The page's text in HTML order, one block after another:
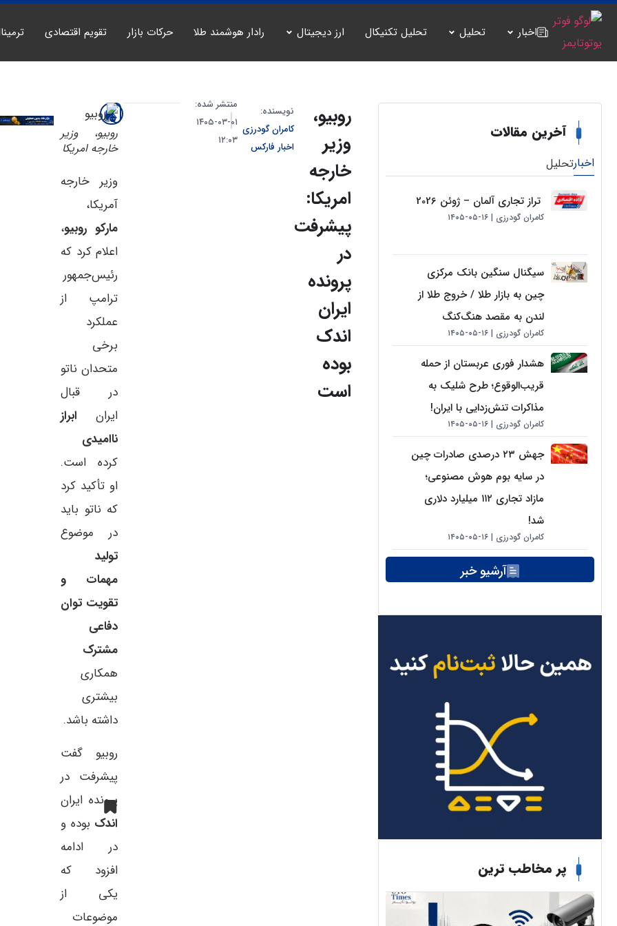
اخبار تحلیل تحلیل تکنیکال ارز دیجیتال رادار هوشمند طلا حرکات بازار تقویم اقتصادی
آخرین مقالات
اخبارتحلیل
تراز تجاری آلمان – ژوئن 2026
کامران گودرزی ۱۶-۰۵-۱۴۰۵
سیگنال سنگین بانک مرکزی
چین به بازار طلا / خروج طلا از
لندن به مقصد هنگ‌کنگ
کامران گودرزی ۱۶-۰۵-۱۴۰۵
هشدار فوری عربستان از حمله
قریب‌الوقوع؛ طرح شلیک به
مذاکرات تنش‌زدایی با ایران!
کامران گودرزی ۱۶-۰۵-۱۴۰۵
جهش ۲۳ درصدی صادرات چین
در سایه بوم هوش مصنوعی؛
مازاد تجاری ۱۱۲ میلیارد دلاری
شد!
کامران گودرزی ۱۶-۰۵-۱۴۰۵
آرشیو خبر
پر مخاطب ترین
روبیو،
وزیر
خارجه
امریکا:
پیشرفت‌
در
پرونده
ایران
اندک
بوده
است
نویسنده:
کامران گودرزی
اخبار فارکس
منتشر شده:
۰۱-۰۳-۱۴۰۵
۱۲:۰۳
روبیو، وزیر
خارجه امریکا
وزیر خارجه
آمریکا،
مارکو روبیو،
اعلام کرد که
رئیس‌جمهور
ترامپ از
عملکرد
برخی
متحدان ناتو
در قبال
ایران ابراز
ناامیدی
کرده است.
او تأکید کرد
که ناتو باید
در موضوع
تولید
مهمات و
تقویت توان
دفاعی
مشترک
همکاری
بیشتری
داشته باشد.
روبیو گفت
پیشرفت‌ در
پرونده ایران
اندک بوده و
در ادامه
افزود که
یکی از
موضوعات